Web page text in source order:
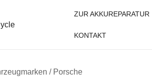
Akku E-Auto Batterie Reparatur
ZUR AKKUREPARATUR
KONTAKT
/ Porsche